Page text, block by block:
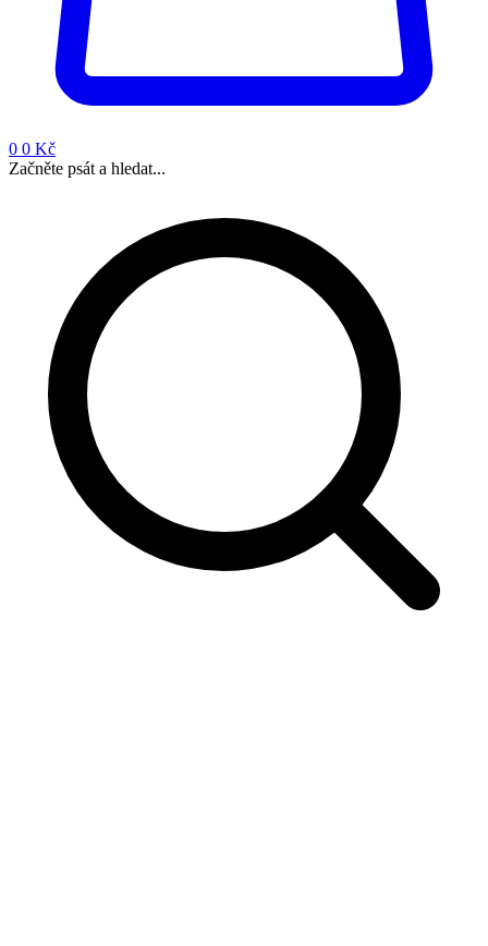
0 0 Kč
Začněte psát a hledat...